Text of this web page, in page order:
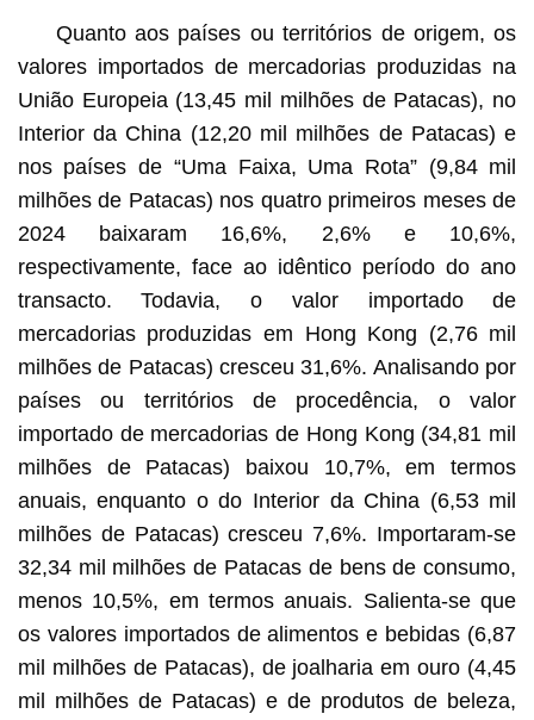
Quanto aos países ou territórios de origem, os
valores importados de mercadorias produzidas na
União Europeia (13,45 mil milhões de Patacas), no
Interior da China (12,20 mil milhões de Patacas) e
nos países de “Uma Faixa, Uma Rota” (9,84 mil
milhões de Patacas) nos quatro primeiros meses de
2024 baixaram 16,6%, 2,6% e 10,6%,
respectivamente, face ao idêntico período do ano
transacto. Todavia, o valor importado de
mercadorias produzidas em Hong Kong (2,76 mil
milhões de Patacas) cresceu 31,6%. Analisando por
países ou territórios de procedência, o valor
importado de mercadorias de Hong Kong (34,81 mil
milhões de Patacas) baixou 10,7%, em termos
anuais, enquanto o do Interior da China (6,53 mil
milhões de Patacas) cresceu 7,6%. Importaram-se
32,34 mil milhões de Patacas de bens de consumo,
menos 10,5%, em termos anuais. Salienta-se que
os valores importados de alimentos e bebidas (6,87
mil milhões de Patacas), de joalharia em ouro (4,45
mil milhões de Patacas) e de produtos de beleza,